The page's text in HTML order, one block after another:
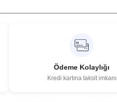
Ödeme Kolaylığı
Kredi kartına taksit imkanı